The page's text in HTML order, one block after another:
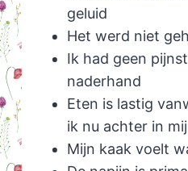
geluid
Het werd niet
Ik had geen
naderhand
Eten is lastig
ik nu achter in
Mijn kaak voelt